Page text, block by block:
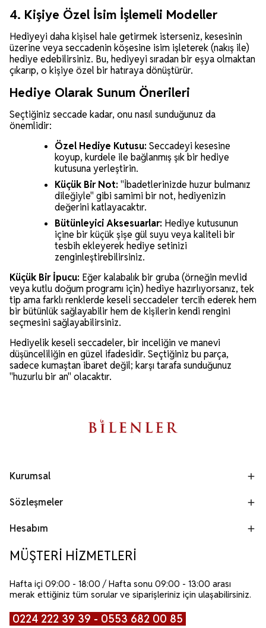
4. Kişiye Özel İsim İşlemeli Modeller
Hediyeyi daha kişisel hale getirmek isterseniz, kesesinin
üzerine veya seccadenin köşesine isim işleterek (nakış ile)
hediye edebilirsiniz. Bu, hediyeyi sıradan bir eşya olmaktan
çıkarıp, o kişiye özel bir hatıraya dönüştürür.
Hediye Olarak Sunum Önerileri
Seçtiğiniz seccade kadar, onu nasıl sunduğunuz da
önemlidir:
Özel Hediye Kutusu: Seccadeyi kesesine
koyup, kurdele ile bağlanmış şık bir hediye
kutusuna yerleştirin.
Küçük Bir Not: "İbadetlerinizde huzur bulmanız
dileğiyle" gibi samimi bir not, hediyenizin
değerini katlayacaktır.
Bütünleyici Aksesuarlar: Hediye kutusunun
içine bir küçük şişe gül suyu veya kaliteli bir
tesbih ekleyerek hediye setinizi
zenginleştirebilirsiniz.
Küçük Bir İpucu: Eğer kalabalık bir gruba (örneğin mevlid
veya kutlu doğum programı için) hediye hazırlıyorsanız, tek
tip ama farklı renklerde keseli seccadeler tercih ederek hem
bir bütünlük sağlayabilir hem de kişilerin kendi rengini
seçmesini sağlayabilirsiniz.
Hediyelik keseli seccadeler, bir inceliğin ve manevi
düşünceliliğin en güzel ifadesidir. Seçtiğiniz bu parça,
sadece kumaştan ibaret değil; karşı tarafa sunduğunuz
"huzurlu bir an" olacaktır.
Kurumsal
Sözleşmeler
Hesabım
MÜŞTERİ HİZMETLERİ
Hafta içi 09:00 - 18:00 / Hafta sonu 09:00 - 13:00 arası
merak ettiğiniz tüm sorular ve siparişleriniz için ulaşabilirsiniz.
0224 222 39 39 - 0553 682 00 85